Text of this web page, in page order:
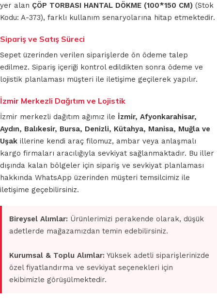
yer alan ÇÖP TORBASI HANTAL DÖKME (100*150 CM) (Stok
Kodu: A-373), farklı kullanım senaryolarına hitap etmektedir.
Sipariş ve Satış Süreci
Sepet üzerinden verilen siparişlerde ön ödeme talep
edilmez. Sipariş içeriği kontrol edildikten sonra ödeme ve
lojistik planlaması müşteri ile iletişime geçilerek yapılır.
İzmir Merkezli Dağıtım ve Lojistik
İzmir merkezli dağıtım ağımız ile İzmir, Afyonkarahisar,
Aydın, Balıkesir, Bursa, Denizli, Kütahya, Manisa, Muğla ve
Uşak illerine kendi araç filomuz, ambar veya anlaşmalı
kargo firmaları aracılığıyla sevkiyat sağlanmaktadır. Bu iller
dışında kalan bölgeler için sipariş ve sevkiyat planlaması
hakkında WhatsApp üzerinden müşteri temsilcimiz ile
iletişime geçebilirsiniz.
Bireysel Alımlar: Ürünlerimizi perakende olarak, düşük
adetlerde mağazamızdan temin edebilirsiniz.
Kurumsal & Toplu Alımlar: Yüksek adetli siparişlerinizde
özel fiyatlandırma ve sevkiyat seçenekleri için
ekibimizle görüşülmektedir.